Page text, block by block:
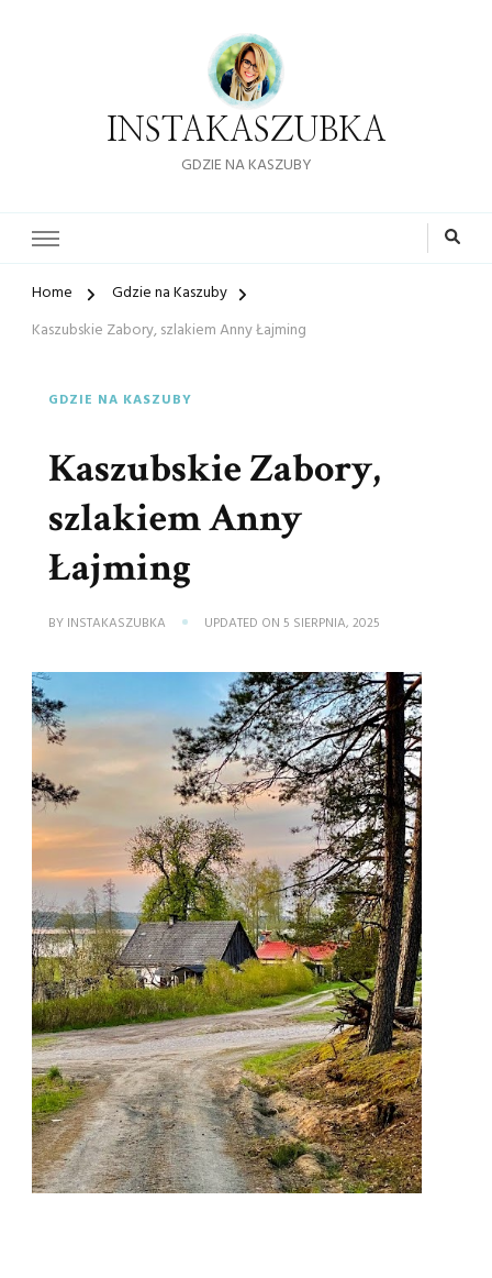
INSTAKASZUBKA
GDZIE NA KASZUBY
Home
Gdzie na Kaszuby
Kaszubskie Zabory, szlakiem Anny Łajming
GDZIE NA KASZUBY
Kaszubskie Zabory,
szlakiem Anny
Łajming
BY INSTAKASZUBKA UPDATED ON 5 SIERPNIA, 2025